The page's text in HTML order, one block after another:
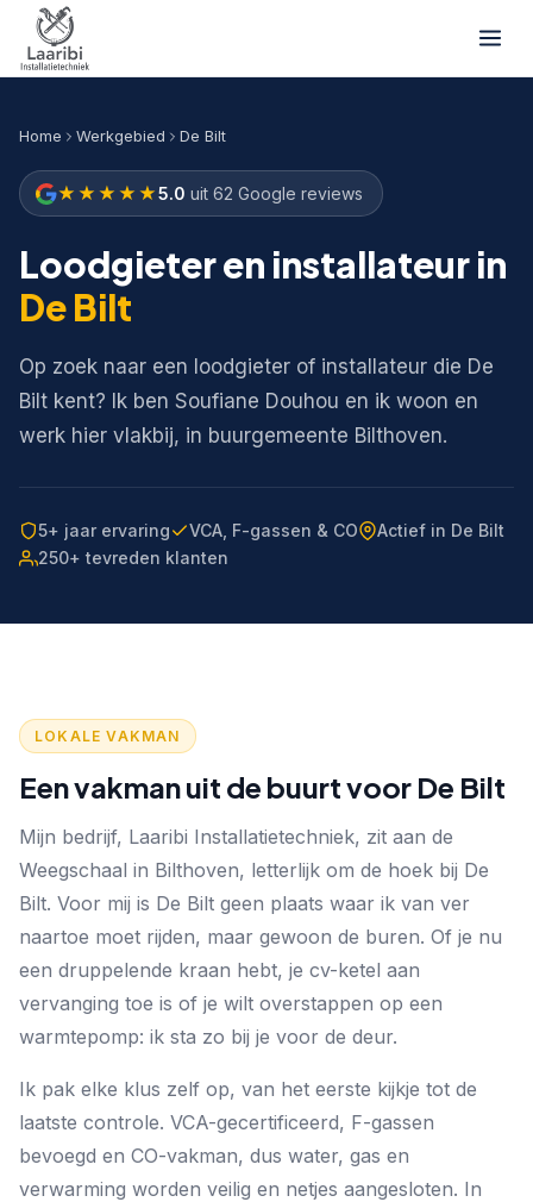
Home Werkgebied De Bilt
★★★★★5.0 uit 62 Google reviews
Loodgieter en installateur in
De Bilt
Op zoek naar een loodgieter of installateur die De
Bilt kent? Ik ben Soufiane Douhou en ik woon en
werk hier vlakbij, in buurgemeente Bilthoven.
5+ jaar ervaring VCA, F-gassen & CO
Actief in De Bilt
250+ tevreden klanten
LOKALE VAKMAN
Een vakman uit de buurt voor De Bilt
Mijn bedrijf, Laaribi Installatietechniek, zit aan de
Weegschaal in Bilthoven, letterlijk om de hoek bij De
Bilt. Voor mij is De Bilt geen plaats waar ik van ver
naartoe moet rijden, maar gewoon de buren. Of je nu
een druppelende kraan hebt, je cv-ketel aan
vervanging toe is of je wilt overstappen op een
warmtepomp: ik sta zo bij je voor de deur.
Ik pak elke klus zelf op, van het eerste kijkje tot de
laatste controle. VCA-gecertificeerd, F-gassen
bevoegd en CO-vakman, dus water, gas en
verwarming worden veilig en netjes aangesloten. In